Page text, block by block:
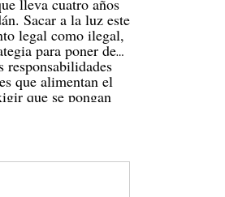
lleva cuatro años
Sacar a la luz este
legal como ilegal,
para poner de
responsabilidades
que alimentan el
que se pongan